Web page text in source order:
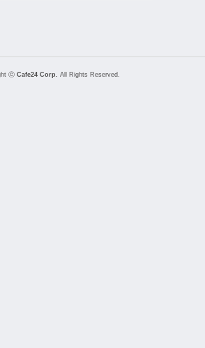
ⓒ Cafe24 Corp. All Rights Reserved.